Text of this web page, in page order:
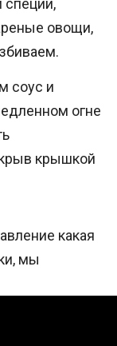
овощи,
соус и
огне
крышкой
какая
мы